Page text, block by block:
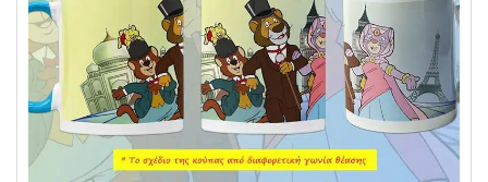
στη
σελίδα
του
προϊόντος